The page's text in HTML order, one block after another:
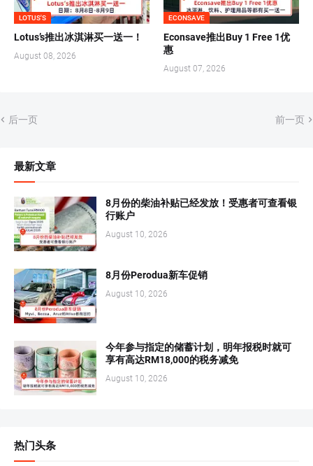
LOTUS'S
Lotus’s推出冰淇淋买一送一！
August 08, 2026
ECONSAVE
Econsave推出Buy 1 Free 1优
惠
August 07, 2026
后一页 前一页
最新文章
8月份的柴油补贴已经发放！受惠者可查看银
行账户
August 10, 2026
8月份Perodua新车促销
August 10, 2026
今年参与指定的储蓄计划，明年报税时就可
享有高达RM18,000的税务减免
August 10, 2026
热门头条